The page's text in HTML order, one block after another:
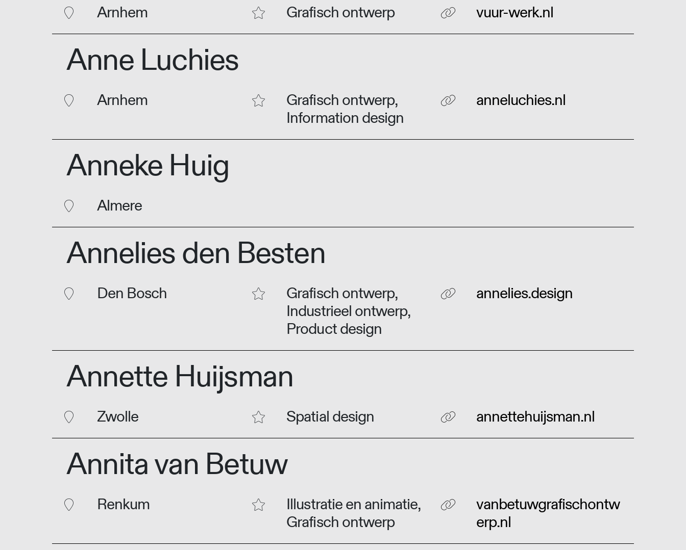
Arnhem Grafisch ontwerp vuur-werk.nl
Anne Luchies
Arnhem
Grafisch ontwerp,
Information design
anneluchies.nl
Anneke Huig
Almere
Annelies den Besten
Den Bosch
Grafisch ontwerp,
Industrieel ontwerp,
Product design
annelies.design
Annette Huijsman
Zwolle Spatial design annettehuijsman.nl
Annita van Betuw
Renkum
Illustratie en animatie,
Grafisch ontwerp
vanbetuwgrafischontw
erp.nl